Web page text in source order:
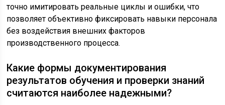
точно имитировать реальные циклы и ошибки, что
позволяет объективно фиксировать навыки персонала
без воздействия внешних факторов
производственного процесса.
Какие формы документирования
результатов обучения и проверки знаний
считаются наиболее надежными?